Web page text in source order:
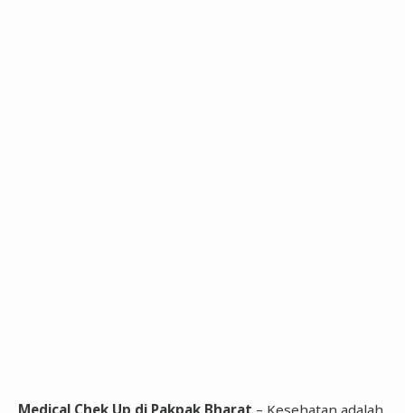
Medical Chek Up di Pakpak Bharat – Kesehatan adalah